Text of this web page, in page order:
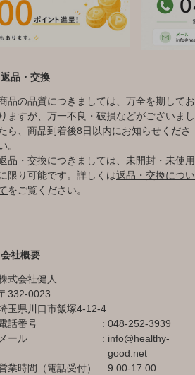
返品・交換
品の品質につきましては、万全を期してお
りますが、万一不良・破損などがございまし
ら、商品到着後8日以内にお知らせくださ
。
品・交換につきましては、未開封・未使用
限り可能です。詳しくは返品・交換につい
をご覧ください。
会社概要
式会社健人
332-0023
玉県川口市飯塚4-12-4
話番号
048-252-3939
メール
info@healthy-
good.net
業時間（電話受付）
9:00-17:00